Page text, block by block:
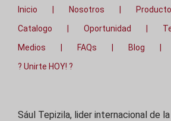
Inicio Nosotros
Catalogo
Oportunidad
Medios
FAQs Blog
? Unirte HOY! ?
Sául Tepizila, lider internacional de